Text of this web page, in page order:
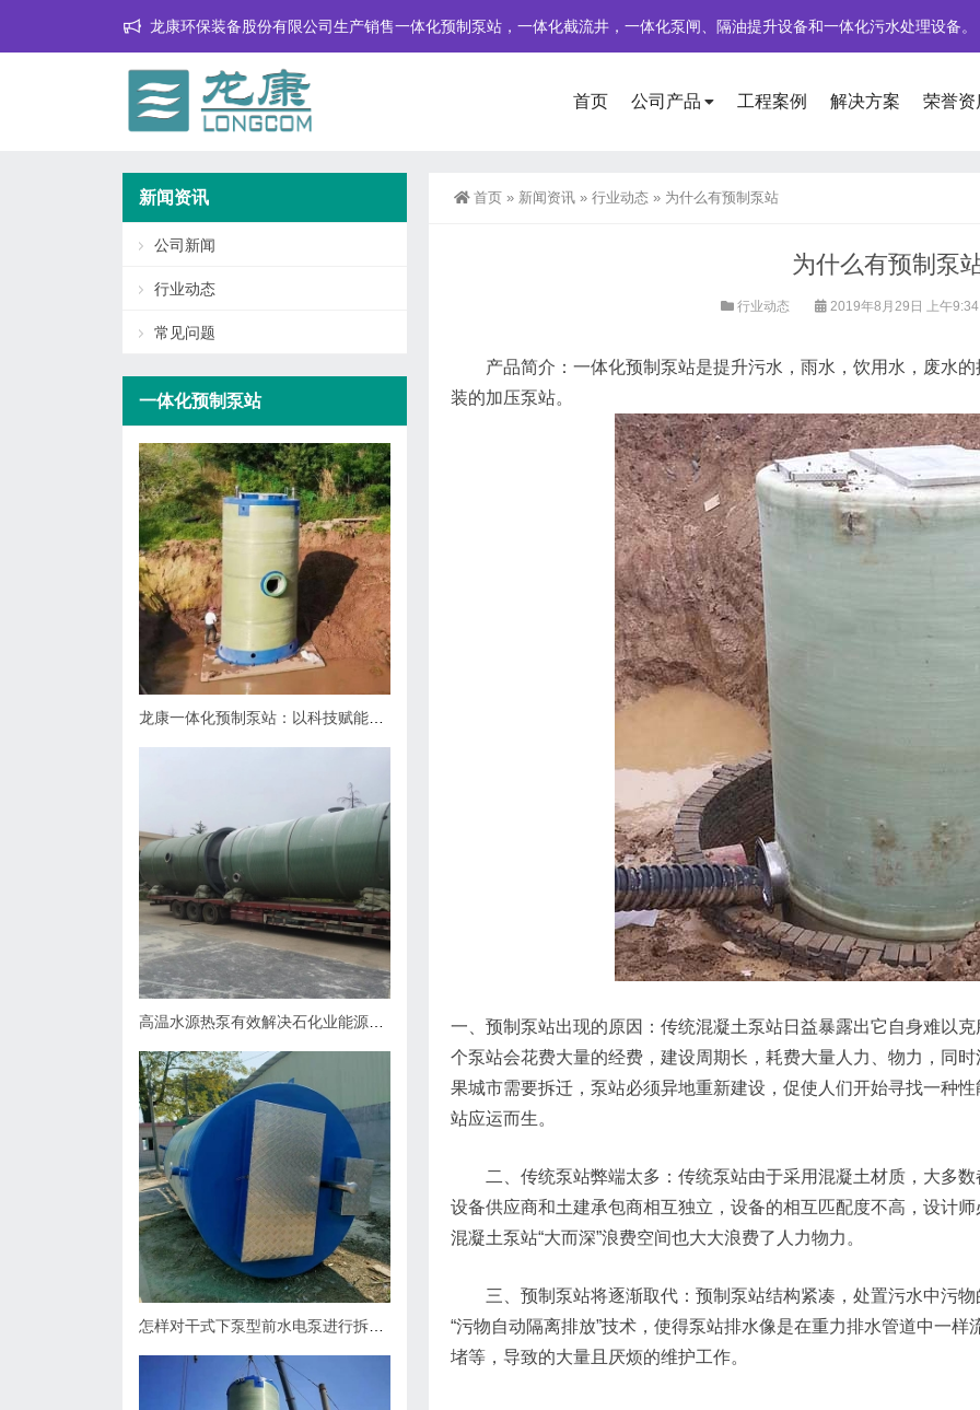
龙康环保装备股份有限公司生产销售一体化预制泵站，一体化截流井，一体化泵闸、隔油提升设备和一体化污水处理设备。
首页 公司产品 工程案例 解决方案 荣誉资
首页 » 新闻资讯 » 行业动态 » 为什么有预制泵站
为什么有预制泵
行业动态 2019年8月29日 上午
产品简介：一体化预制泵站是提升污水，雨水，饮用水，废水
装的加压泵站。
一、预制泵站出现的原因：传统混凝土泵站日益暴露出它自身难以
个泵站会花费大量的经费，建设周期长，耗费大量人力、物力，同
果城市需要拆迁，泵站必须异地重新建设，促使人们开始寻找一种
站应运而生。
二、传统泵站弊端太多：传统泵站由于采用混凝土材质，大多
设备供应商和土建承包商相互独立，设备的相互匹配度不高，设计
混凝土泵站“大而深”浪费空间也大大浪费了人力物力。
三、预制泵站将逐渐取代：预制泵站结构紧凑，处置污水中污
“污物自动隔离排放”技术，使得泵站排水像是在重力排水管道中一
堵等，导致的大量且厌烦的维护工作。
新闻资讯
公司新闻
行业动态
常见问题
一体化预制泵站